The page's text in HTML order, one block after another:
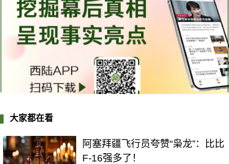
大家都在看
阿塞拜疆飞行员夸赞“枭龙”：比比
F-16强多了！